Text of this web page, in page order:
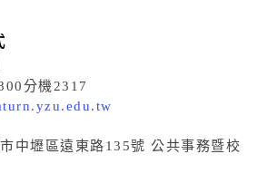
分機2317
中壢區遠東路135號 公共事務暨校